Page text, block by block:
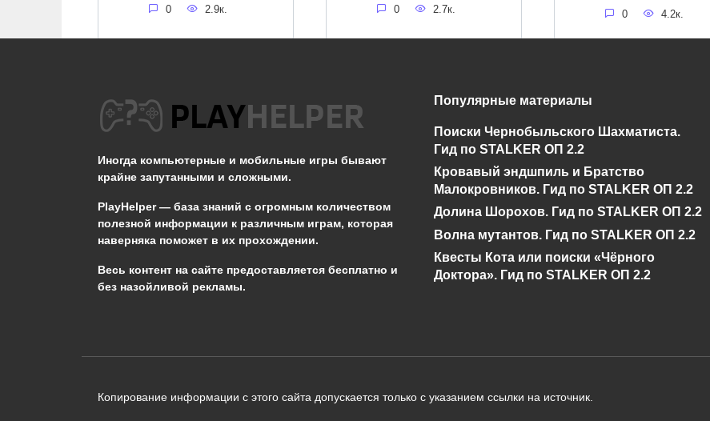
0 2.9к. 0 2.7к. 0 4.2к.
Не появляется Кот в
STALKER ОП 2.2
Нет диалога про
Бизоны у Креста в
Сталкер ОП 2.2
5.2к.
STALKER ОП 2.2 +
0
Иногда компьютерные и мобильные игры бывают
крайне запутанными и сложными.
PlayHelper — база знаний с огромным количеством
полезной информации к различным играм, которая
наверняка поможет в их прохождении.
Весь контент на сайте предоставляется бесплатно и
без назойливой рекламы.
Популярные материалы
Поиски Чернобыльского Шахматиста.
Гид по STALKER ОП 2.2
Кровавый эндшпиль и Братство
Малокровников. Гид по STALKER ОП 2.2
Долина Шорохов. Гид по STALKER ОП 2.2
Волна мутантов. Гид по STALKER ОП 2.2
Квесты Кота или поиски «Чёрного
Доктора». Гид по STALKER ОП 2.2
Копирование информации с этого сайта допускается только с указанием ссылки на источник.
Сообщить об ошибке